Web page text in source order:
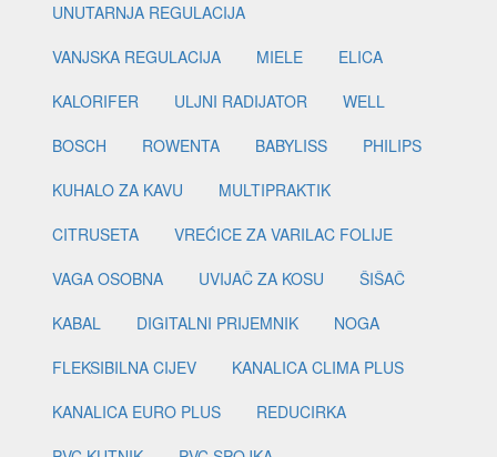
UNUTARNJA REGULACIJA
VANJSKA REGULACIJA
MIELE
ELICA
KALORIFER
ULJNI RADIJATOR
WELL
BOSCH
ROWENTA BABYLISS
PHILIPS
KUHALO ZA KAVU
MULTIPRAKTIK
CITRUSETA
VREĆICE ZA VARILAC FOLIJE
VAGA OSOBNA
UVIJAČ ZA KOSU
ŠIŠAČ
KABAL
DIGITALNI PRIJEMNIK
NOGA
FLEKSIBILNA CIJEV
KANALICA CLIMA PLUS
KANALICA EURO PLUS
REDUCIRKA